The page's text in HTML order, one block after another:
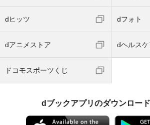
dヒッツ dフォト
dアニメストア dヘルスケ
ドコモスポーツくじ
dブックアプリのダウンロー